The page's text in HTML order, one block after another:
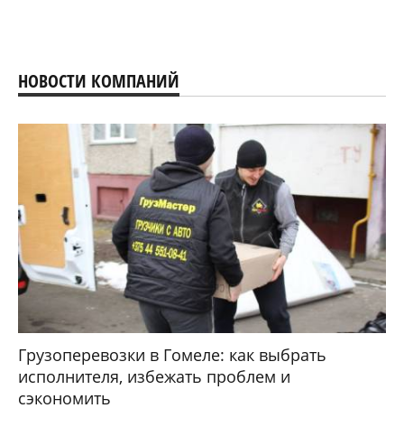
НОВОСТИ КОМПАНИЙ
Грузоперевозки в Гомеле: как выбрать
исполнителя, избежать проблем и
сэкономить